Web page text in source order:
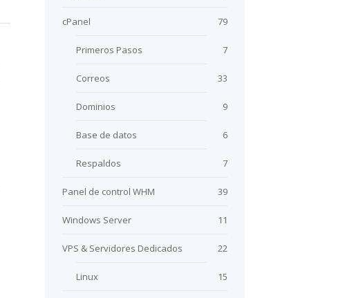
cPanel 79
Primeros Pasos 7
Correos 33
Dominios 9
Base de datos 6
Respaldos 7
Panel de control WHM 39
Windows Server 11
VPS & Servidores Dedicados 22
Linux 15